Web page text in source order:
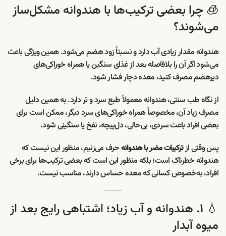
🧊 چرا بعضی ترکیب‌ها با هندوانه مشکل‌ساز
می‌شوند؟
هندوانه مقدار زیادی آب دارد و نسبتاً زود هضم می‌شود. همین ویژگی باعث
می‌شود اگر آن را بلافاصله بعد از غذای سنگین یا همراه خوراکی‌های
دیر‌هضم مصرف کنید، معده دچار فشار شود.
از نگاه طب سنتی، هندوانه معمولاً طبع سرد و تر دارد. به همین دلیل
مصرف زیاد آن، مخصوصاً همراه خوراکی‌های سرد دیگر، ممکن است برای
بعضی افراد باعث سردی، بی‌حالی، دل‌پیچه، نفخ یا سنگینی شود.
پس وقتی ازترکیبات مضر با هندوانهحرف می‌زنیم، منظور این نیست که
هندوانه خطرناک است؛ بلکه منظور این است که بعضی ترکیب‌ها برای برخی
افراد، به‌خصوص کسانی که معده حساس دارند، مناسب نیست.
💧 ۱. هندوانه و آب زیاد؛ اشتباهی رایج بعد از
میوه آبدار